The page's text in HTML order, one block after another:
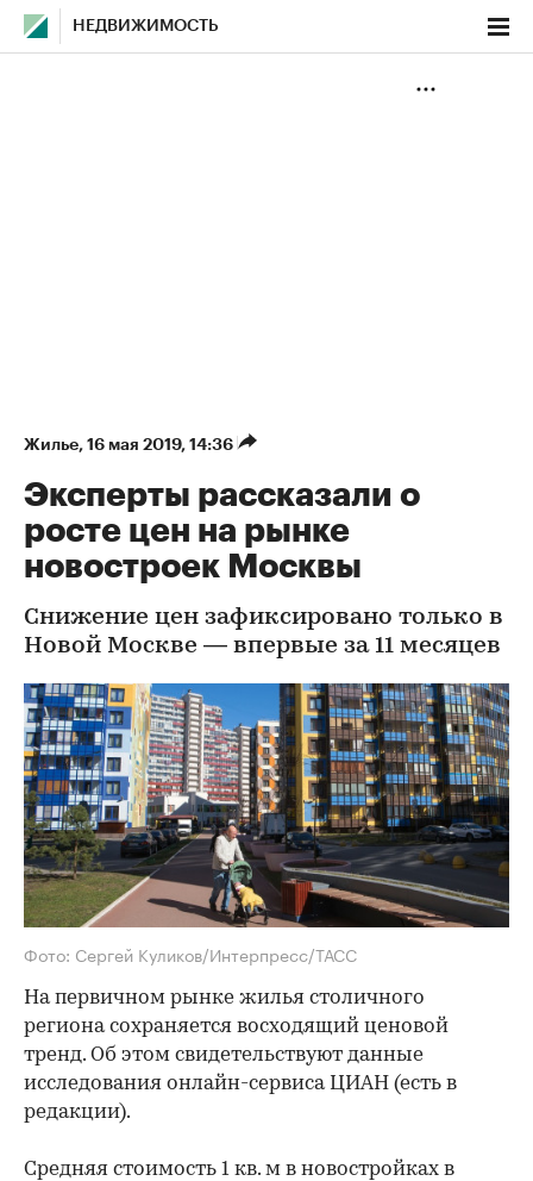
НЕДВИЖИМОСТЬ
Жилье⁠, 16 мая 2019, 14:36
Эксперты рассказали о
росте цен на рынке
новостроек Москвы
Снижение цен зафиксировано только в
Новой Москве — впервые за 11 месяцев
Фото: Сергей Куликов/Интерпресс/ТАСС
На первичном рынке жилья столичного
региона сохраняется восходящий ценовой
тренд. Об этом свидетельствуют данные
исследования онлайн-сервиса ЦИАН (есть в
редакции).
Средняя стоимость 1 кв. м в новостройках в